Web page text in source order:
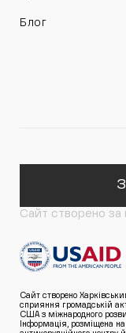
Блог
Сайт створено за
Сайт створено
сприяння громадській
США з міжнародного
Інформація, розміщена